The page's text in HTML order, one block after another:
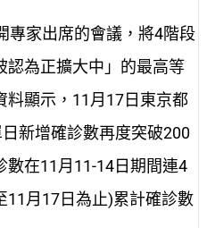
專家出席的會議，將4階段
認為正擴大中」的最高等
料顯示，11月17日東京都
新增確診數再度突破200
數在11月11-14日期間連4
11月17日為止)累計確診數